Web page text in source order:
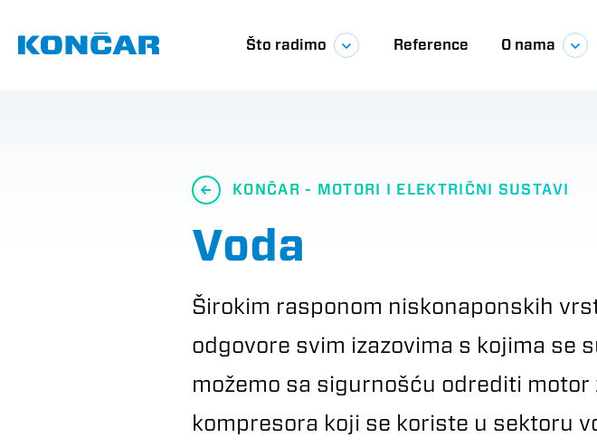
glavni
sadržaj
Glavna
Što radimo Reference O nama
KONČAR - MOTORI I ELEKTRIČNI SUSTAVI
Voda
Širokim rasponom niskonaponskih
odgovore svim izazovima s kojima se
možemo sa sigurnošću odrediti
kompresora koji se koriste u sektoru